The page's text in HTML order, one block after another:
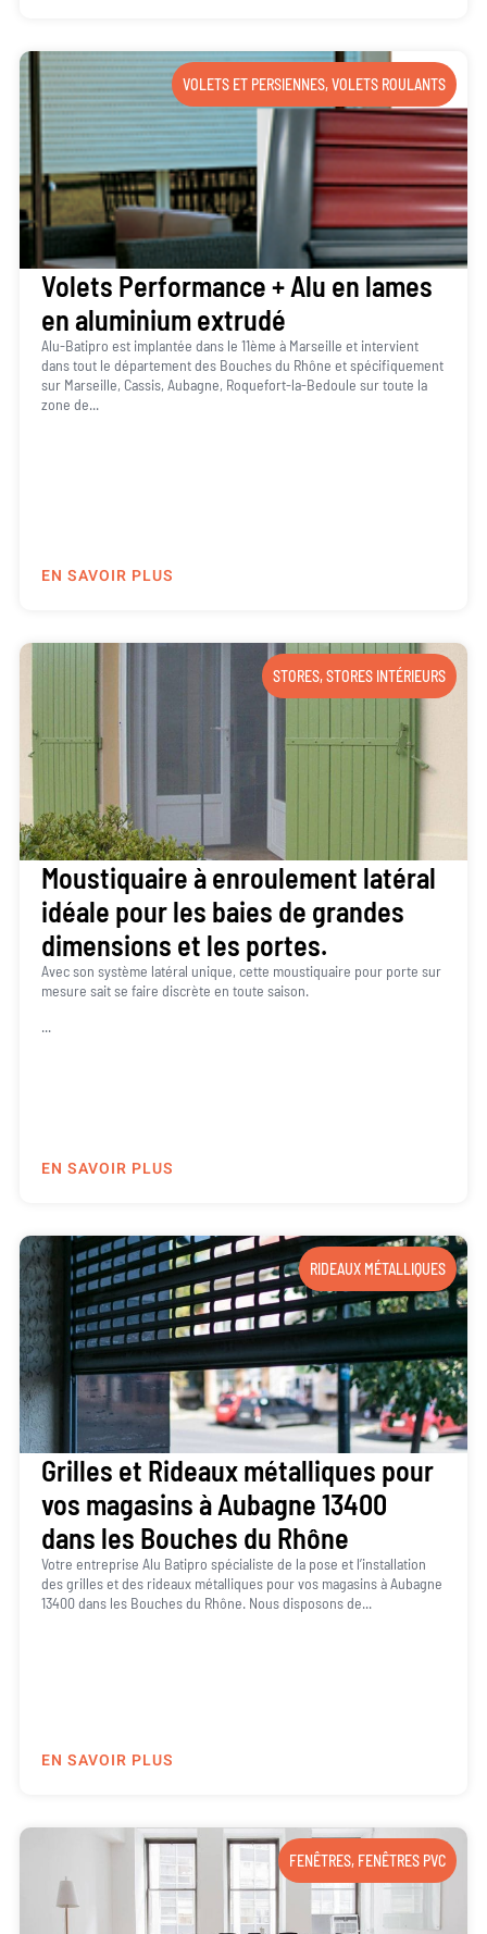
VOLETS ET PERSIENNES,VOLETS ROULANTS
Volets Performance + Alu en lames
en aluminium extrudé
Alu-Batipro est implantée dans le 11ème à Marseille et intervient
dans tout le département des Bouches du Rhône et spécifiquement
sur Marseille, Cassis, Aubagne, Roquefort-la-Bedoule sur toute la
zone de...
EN SAVOIR PLUS
STORES,STORES INTÉRIEURS
Moustiquaire à enroulement latéral
idéale pour les baies de grandes
dimensions et les portes.
Avec son système latéral unique, cette moustiquaire pour porte sur
mesure sait se faire discrète en toute saison.
...
EN SAVOIR PLUS
RIDEAUX MÉTALLIQUES
Grilles et Rideaux métalliques pour
vos magasins à Aubagne 13400
dans les Bouches du Rhône
Votre entreprise Alu Batipro spécialiste de la pose et l’installation
des grilles et des rideaux métalliques pour vos magasins à Aubagne
13400 dans les Bouches du Rhône. Nous disposons de...
EN SAVOIR PLUS
FENÊTRES, FENÊTRES PVC